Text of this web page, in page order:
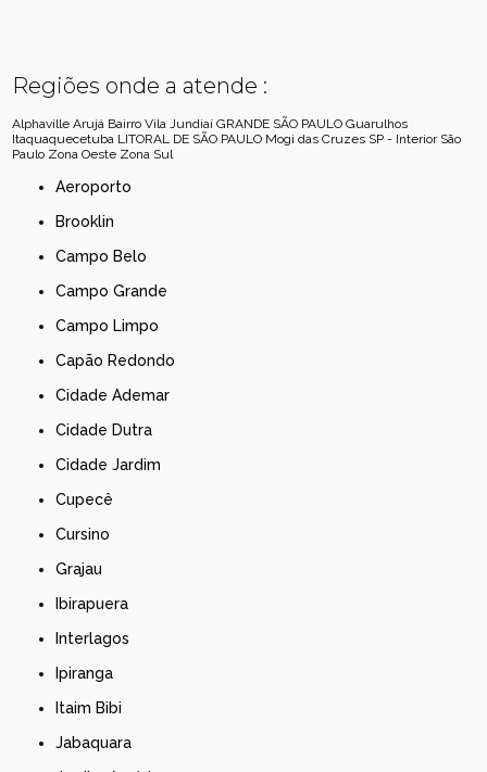
Regiões onde a atende :
Alphaville Arujá Bairro Vila Jundiaí GRANDE SÃO PAULO Guarulhos
Itaquaquecetuba LITORAL DE SÃO PAULO Mogi das Cruzes SP - Interior São
Paulo Zona Oeste Zona Sul
Aeroporto
Brooklin
Campo Belo
Campo Grande
Campo Limpo
Capão Redondo
Cidade Ademar
Cidade Dutra
Cidade Jardim
Cupecê
Cursino
Grajau
Ibirapuera
Interlagos
Ipiranga
Itaim Bibi
Jabaquara